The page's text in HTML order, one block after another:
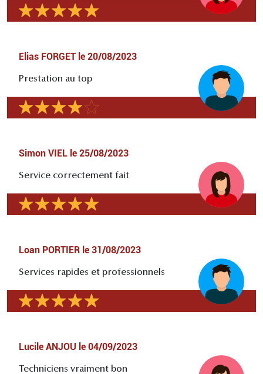
Elias FORGET le 20/08/2023
Prestation au top
Simon VIEL le 25/08/2023
Service correctement fait
Loan PORTIER le 31/08/2023
Services rapides et professionnels
Lucile ANJOU le 04/09/2023
Techniciens vraiment bon